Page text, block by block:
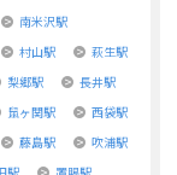
南米沢駅
村山駅
萩生駅
梨郷駅
長井駅
鼠ヶ関駅
西袋駅
藤島駅
吹浦駅
駅
置賜駅